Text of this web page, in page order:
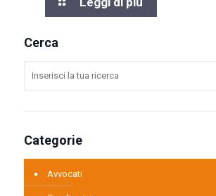
Cerca
Categorie
Avvocati